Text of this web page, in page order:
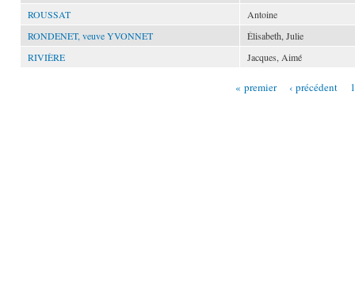
ROUSSAT
Antoine
RONDENET, veuve YVONNET
Élisabeth, Julie
RIVIÈRE
Jacques, Aimé
« premier ‹ précédent 1